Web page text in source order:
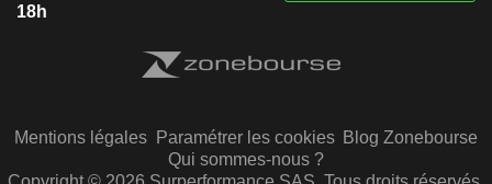
18h
Mentions légales Paramétrer les cookies Blog Zonebourse
Qui sommes-nous ?